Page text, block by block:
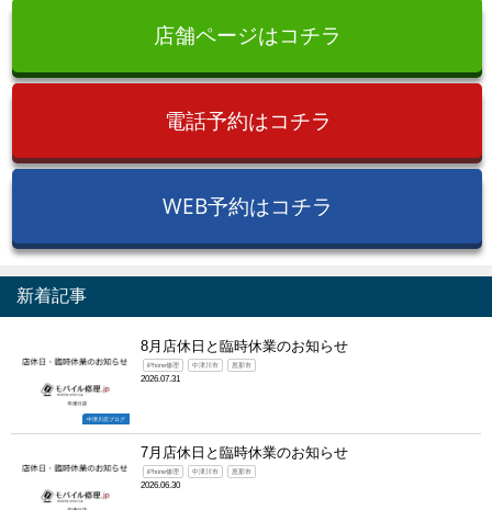
店舗ページはコチラ
電話予約はコチラ
WEB予約はコチラ
新着記事
中津川店ブログ
8月店休日と臨時休業のお知らせ
iPhone修理 中津川市 恵那市
2026.07.31
7月店休日と臨時休業のお知らせ
iPhone修理 中津川市 恵那市
2026.06.30